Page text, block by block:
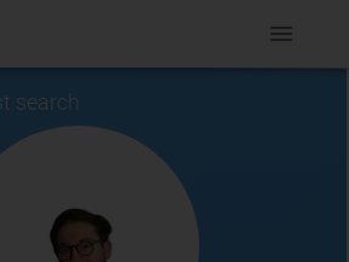
search